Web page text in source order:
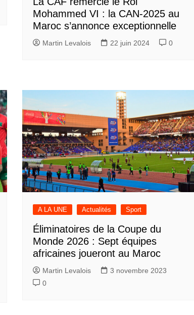
Mohammed VI : la CAN-2025 au
Maroc s’annonce exceptionnelle
Martin Levalois 22 juin 2024 0
A LA UNE Actualités Sport
Éliminatoires de la Coupe du
Monde 2026 : Sept équipes
africaines joueront au Maroc
Martin Levalois
3 novembre 2023
0